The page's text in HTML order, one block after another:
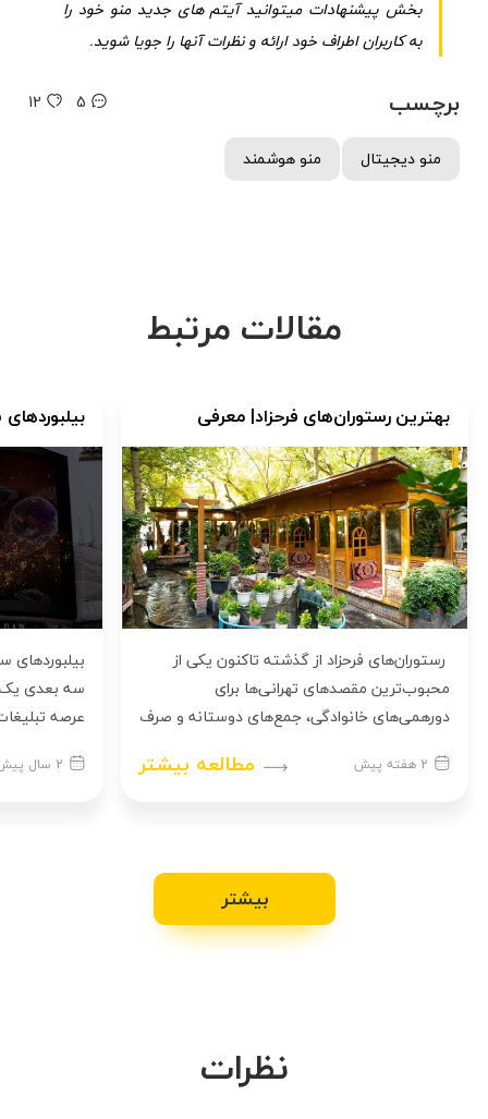
بخش پیشنهادات میتوانید آیتم های جدید منو خود را
به کاربران اطراف خود ارائه و نظرات آنها را جویا شوید.
5
12 برچسب
منو دیجیتال منو هوشمند
مقالات مرتبط
بهترین رستوران‌های فرحزاد| معرفی
۱۲رستوران معروف فرحزاد
رستوران‌های فرحزاد از گذشته تاکنون یکی از
محبوب‌ترین مقصدهای تهرانی‌ها برای
دورهمی‌های خانوادگی، جمع‌های دوستانه و صرف
2 هفته پیش مطالعه بیشتر
سه بعدی یک
عرصه
2 سال پیش
بیشتر
نظرات